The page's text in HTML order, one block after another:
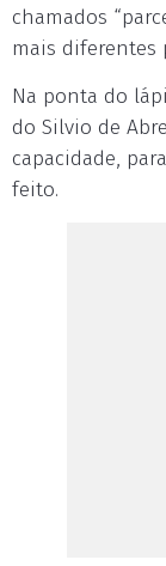
chamados
mais diferentes
Na ponta do
do Silvio de
capacidade,
feito.